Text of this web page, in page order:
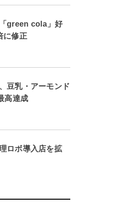
green cola」好
に修正
豆乳・アーモンド
高達成
ロボ導入店を拡